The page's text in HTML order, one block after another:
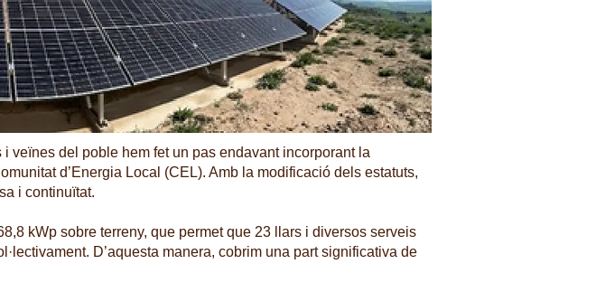
veïnes del poble hem fet un pas endavant incorporant la
d’Energia Local (CEL). Amb la modificació dels estatuts,
i continuïtat.
kWp sobre terreny, que permet que 23 llars i diversos serveis
D’aquesta manera, cobrim una part significativa de